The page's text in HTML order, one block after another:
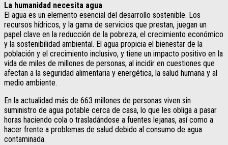
La humanidad necesita agua
El agua es un elemento esencial del desarrollo sostenible. Los
recursos hídricos, y la gama de servicios que prestan, juegan un
papel clave en la reducción de la pobreza, el crecimiento económico
y la sostenibilidad ambiental. El agua propicia el bienestar de la
población y el crecimiento inclusivo, y tiene un impacto positivo en la
vida de miles de millones de personas, al incidir en cuestiones que
afectan a la seguridad alimentaria y energética, la salud humana y al
medio ambiente.
En la actualidad más de 663 millones de personas viven sin
suministro de agua potable cerca de casa, lo que les obliga a pasar
horas haciendo cola o trasladándose a fuentes lejanas, así como a
hacer frente a problemas de salud debido al consumo de agua
contaminada.